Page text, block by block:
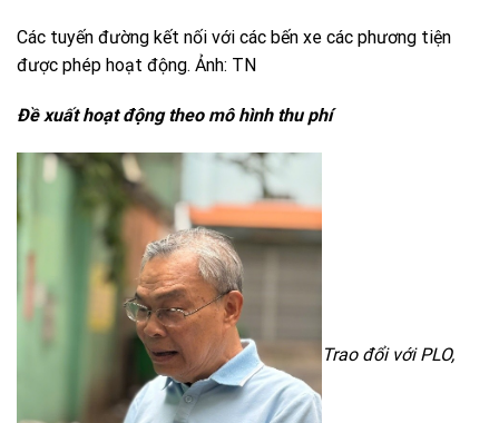
Các tuyến đường kết nối với các bến xe các phương tiện
được phép hoạt động. Ảnh: TN
Đề xuất hoạt động theo mô hình thu phí
Trao đổi vớiPLO,